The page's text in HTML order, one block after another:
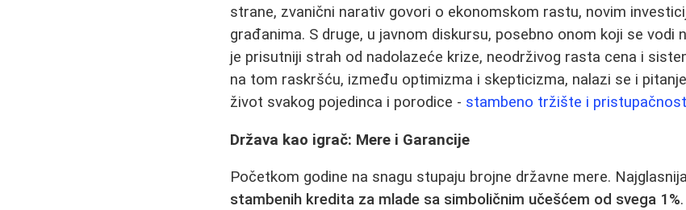
strane, zvanični narativ govori o ekonomskom rastu, novim
građanima. S druge, u javnom diskursu, posebno onom koji se vodi
je prisutniji strah od nadolazeće krize, neodrživog rasta cena i
na tom raskršću, između optimizma i skepticizma, nalazi se i
život svakog pojedinca i porodice - stambeno tržište i
Država kao igrač: Mere i Garancije
Početkom godine na snagu stupaju brojne državne mere.
stambenih kredita za mlade sa simboličnim učešćem od svega 1%